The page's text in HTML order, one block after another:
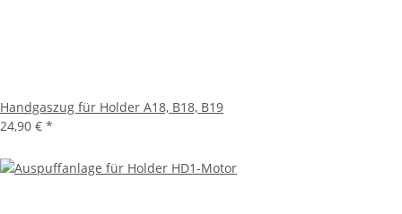
Handgaszug für Holder A18, B18, B19
24,90 € *